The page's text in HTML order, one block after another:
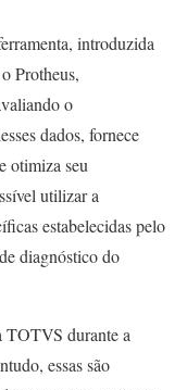
introduzida
Protheus,
o
dados, fornece
otimiza seu
utilizar a
estabelecidas pelo
diagnóstico do
TOTVS durante a
essas são